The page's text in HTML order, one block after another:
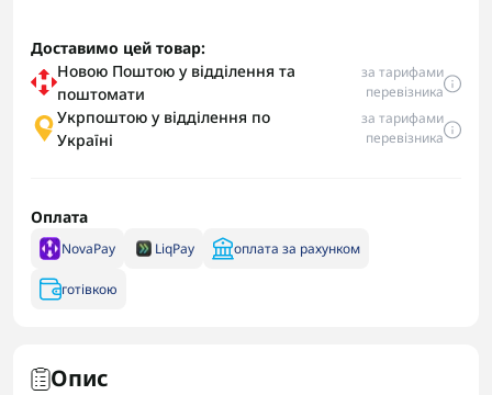
Доставимо цей товар:
Новою Поштою у відділення та
поштомати
за тарифами
перевізника
Укрпоштою у відділення по
Україні
за тарифами
перевізника
Оплата
NovaPay LiqPay оплата за рахунком
готівкою
Опис